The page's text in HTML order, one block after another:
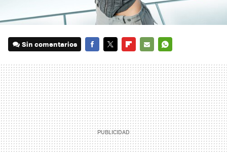
Sin comentarios
MAIL